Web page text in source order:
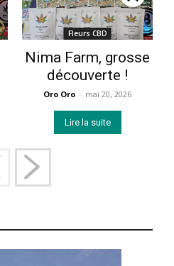
Fleurs CBD
Nima Farm, grosse
découverte !
Oro Oro - mai 20, 2026
Lire la suite